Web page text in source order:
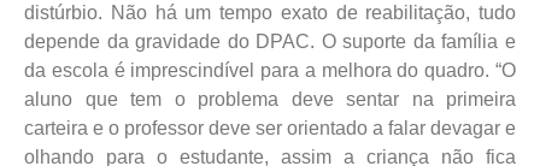
distúrbio. Não há um tempo exato de reabilitação, tudo
depende da gravidade do DPAC. O suporte da família e
da escola é imprescindível para a melhora do quadro. “O
aluno que tem o problema deve sentar na primeira
carteira e o professor deve ser orientado a falar devagar e
olhando para o estudante, assim a criança não fica